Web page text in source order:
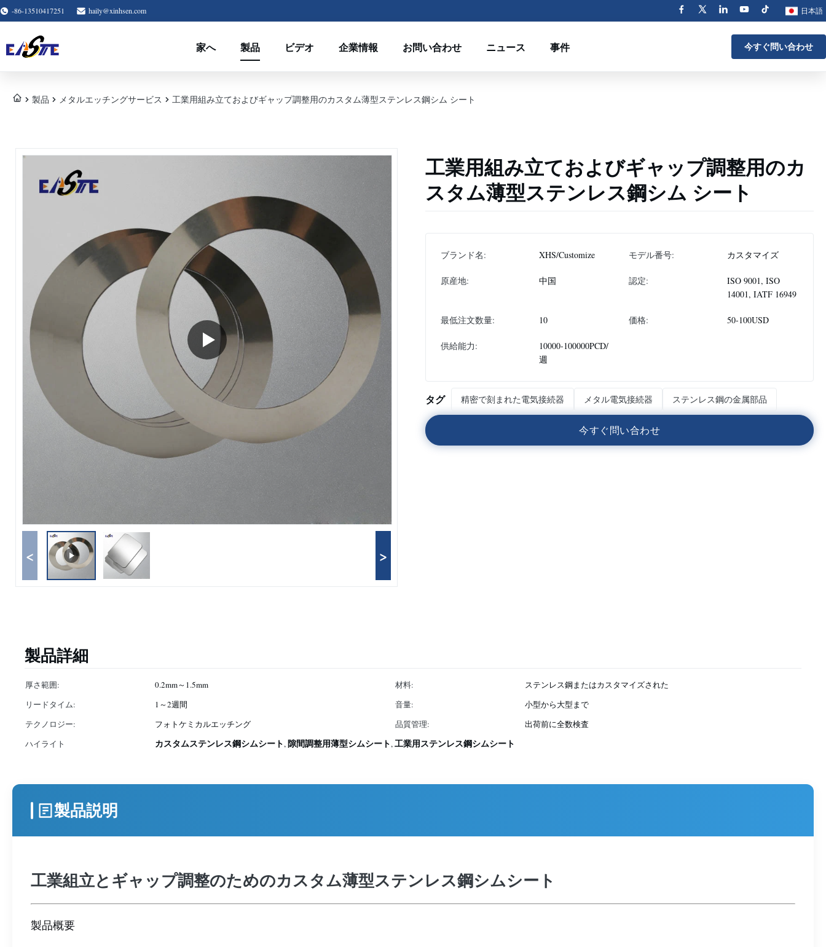
-86-13510417251 haily@xinhsen.com 日本語
家へ 製品 ビデオ 企業情報 お問い合わせ ニュース 事件 今すぐ問い合わせ
製品 メタルエッチングサービス 工業用組み立ておよびギャップ調整用のカスタム薄型ステンレス鋼シム シート
< >
工業用組み立ておよびギャップ調整用のカ
スタム薄型ステンレス鋼シム シート
ブランド名: XHS/Customize モデル番号: カスタマイズ
原産地: 中国 認定:
ISO 9001, ISO
14001, IATF 16949
最低注文数量: 10 価格: 50-100USD
供給能力:
10000-100000PCD/
週
タグ 精密で刻まれた電気接続器 メタル電気接続器 ステンレス鋼の金属部品
今すぐ問い合わせ
製品詳細
厚さ範囲: 0.2mm～1.5mm 材料:
ステンレス鋼またはカスタマイズされた
リードタイム:
1～2週間 音量:
小型から大型まで
テクノロジー:
フォトケミカルエッチング 品質管理:
出荷前に全数検査
ハイライト
カスタムステンレス鋼シムシート,隙間調整用薄型シムシート,工業用ステンレス鋼シムシート
製品説明
工業組立とギャップ調整のためのカスタム薄型ステンレス鋼シムシート
製品概要